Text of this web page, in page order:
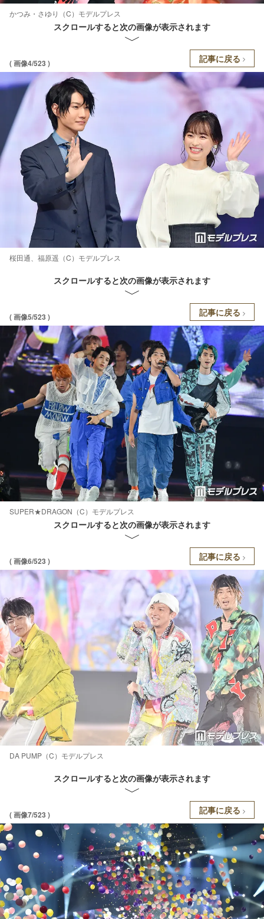
かつみ・さゆり（C）モデルプレス
スクロールすると次の画像が表示されます
( 画像4/523 ) 記事に戻る
桜田通、福原遥（C）モデルプレス
スクロールすると次の画像が表示されます
( 画像5/523 ) 記事に戻る
SUPER★DRAGON（C）モデルプレス
スクロールすると次の画像が表示されます
( 画像6/523 ) 記事に戻る
DA PUMP（C）モデルプレス
スクロールすると次の画像が表示されます
( 画像7/523 ) 記事に戻る